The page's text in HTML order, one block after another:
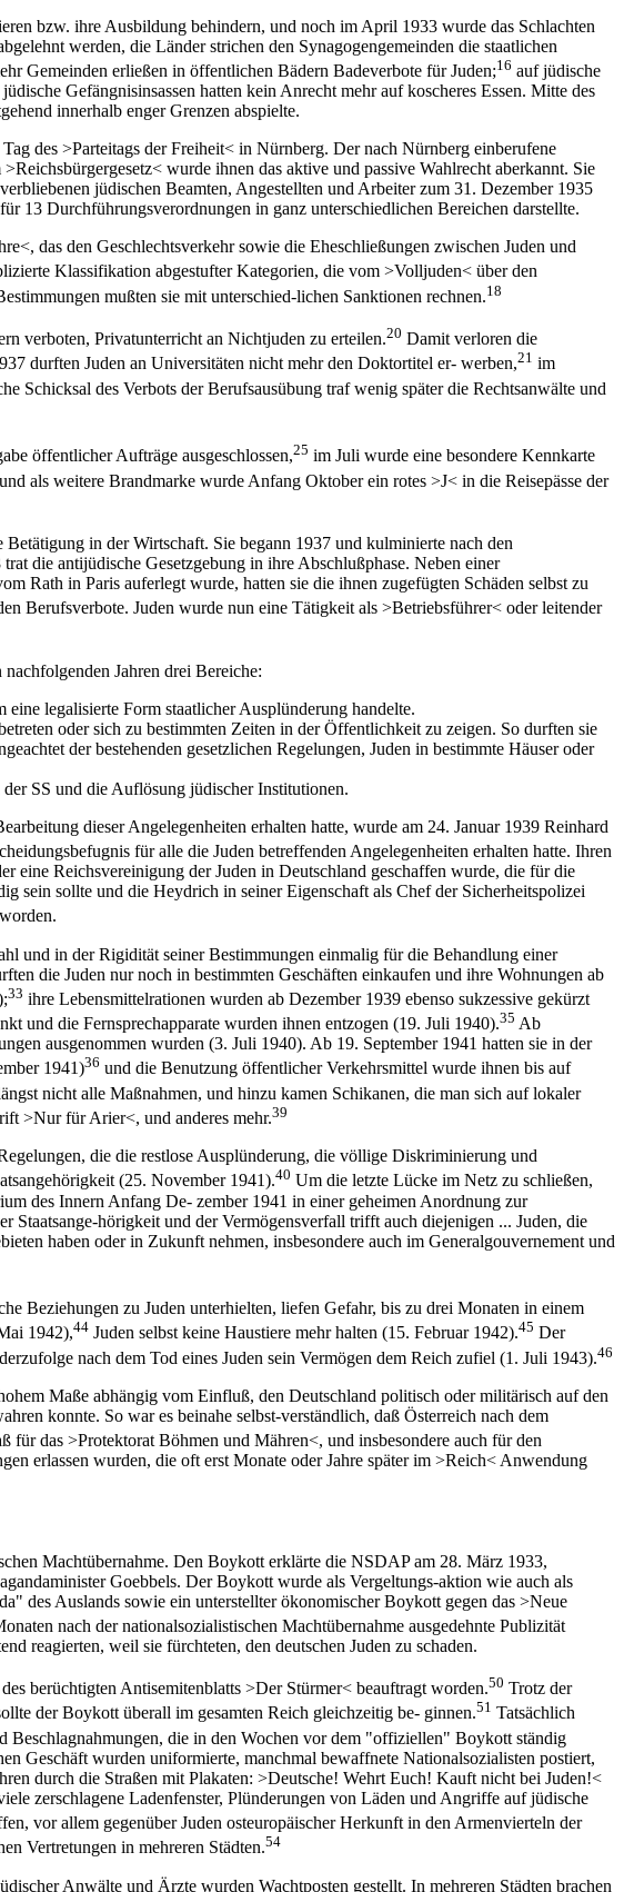
bzw. ihre Ausbildung behindern, und noch im April 1933 wurde das Schlachten
werden, die Länder strichen den Synagogengemeinden die staatlichen
Gemeinden erließen in öffentlichen Bädern Badeverbote für Juden;16 auf jüdische
Gefängnisinsassen hatten kein Anrecht mehr auf koscheres Essen. Mitte des
innerhalb enger Grenzen abspielte.
des >Parteitags der Freiheit< in Nürnberg. Der nach Nürnberg einberufene
wurde ihnen das aktive und passive Wahlrecht aberkannt. Sie
jüdischen Beamten, Angestellten und Arbeiter zum 31. Dezember 1935
13 Durchführungsverordnungen in ganz unterschiedlichen Bereichen darstellte.
das den Geschlechtsverkehr sowie die Eheschließungen zwischen Juden und
Klassifikation abgestufter Kategorien, die vom >Volljuden< über den
mußten sie mit unterschied-lichen Sanktionen rechnen.18
verboten, Privatunterricht an Nichtjuden zu erteilen.20 Damit verloren die
durften Juden an Universitäten nicht mehr den Doktortitel er- werben,21 im
Schicksal des Verbots der Berufsausübung traf wenig später die Rechtsanwälte und
öffentlicher Aufträge ausgeschlossen,25 im Juli wurde eine besondere Kennkarte
als weitere Brandmarke wurde Anfang Oktober ein rotes >J< in die Reisepässe der
in der Wirtschaft. Sie begann 1937 und kulminierte nach den
die antijüdische Gesetzgebung in ihre Abschlußphase. Neben einer
Rath in Paris auferlegt wurde, hatten sie die ihnen zugefügten Schäden selbst zu
Berufsverbote. Juden wurde nun eine Tätigkeit als >Betriebsführer< oder leitender
Jahren drei Bereiche:
legalisierte Form staatlicher Ausplünderung handelte.
oder sich zu bestimmten Zeiten in der Öffentlichkeit zu zeigen. So durften sie
der bestehenden gesetzlichen Regelungen, Juden in bestimmte Häuser oder
SS und die Auflösung jüdischer Institutionen.
dieser Angelegenheiten erhalten hatte, wurde am 24. Januar 1939 Reinhard
für alle die Juden betreffenden Angelegenheiten erhalten hatte. Ihren
eine Reichsvereinigung der Juden in Deutschland geschaffen wurde, die für die
sein sollte und die Heydrich in seiner Eigenschaft als Chef der Sicherheitspolizei
und in der Rigidität seiner Bestimmungen einmalig für die Behandlung einer
die Juden nur noch in bestimmten Geschäften einkaufen und ihre Wohnungen ab
33 ihre Lebensmittelrationen wurden ab Dezember 1939 ebenso sukzessive gekürzt
und die Fernsprechapparate wurden ihnen entzogen (19. Juli 1940).35 Ab
ausgenommen wurden (3. Juli 1940). Ab 19. September 1941 hatten sie in der
1941)36 und die Benutzung öffentlicher Verkehrsmittel wurde ihnen bis auf
nicht alle Maßnahmen, und hinzu kamen Schikanen, die man sich auf lokaler
>Nur für Arier<, und anderes mehr.39
die die restlose Ausplünderung, die völlige Diskriminierung und
(25. November 1941).40 Um die letzte Lücke im Netz zu schließen,
des Innern Anfang De- zember 1941 in einer geheimen Anordnung zur
hörigkeit und der Vermögensverfall trifft auch diejenigen ... Juden, die
haben oder in Zukunft nehmen, insbesondere auch im Generalgouvernement und
Beziehungen zu Juden unterhielten, liefen Gefahr, bis zu drei Monaten in einem
1942),44 Juden selbst keine Haustiere mehr halten (15. Februar 1942).45 Der
nach dem Tod eines Juden sein Vermögen dem Reich zufiel (1. Juli 1943).46
Maße abhängig vom Einfluß, den Deutschland politisch oder militärisch auf den
konnte. So war es beinahe selbst-verständlich, daß Österreich nach dem
für das >Protektorat Böhmen und Mähren<, und insbesondere auch für den
erlassen wurden, die oft erst Monate oder Jahre später im >Reich< Anwendung
Machtübernahme. Den Boykott erklärte die NSDAP am 28. März 1933,
Goebbels. Der Boykott wurde als Vergeltungs-aktion wie auch als
des Auslands sowie ein unterstellter ökonomischer Boykott gegen das >Neue
nach der nationalsozialistischen Machtübernahme ausgedehnte Publizität
reagierten, weil sie fürchteten, den deutschen Juden zu schaden.
berüchtigten Antisemitenblatts >Der Stürmer< beauftragt worden.50 Trotz der
der Boykott überall im gesamten Reich gleichzeitig be- ginnen.51 Tatsächlich
Beschlagnahmungen, die in den Wochen vor dem "offiziellen" Boykott ständig
Geschäft wurden uniformierte, manchmal bewaffnete Nationalsozialisten postiert,
durch die Straßen mit Plakaten: >Deutsche! Wehrt Euch! Kauft nicht bei Juden!<
zerschlagene Ladenfenster, Plünderungen von Läden und Angriffe auf jüdische
vor allem gegenüber Juden osteuropäischer Herkunft in den Armenvierteln der
Vertretungen in mehreren Städten.54
Anwälte und Ärzte wurden Wachtposten gestellt. In mehreren Städten brachen